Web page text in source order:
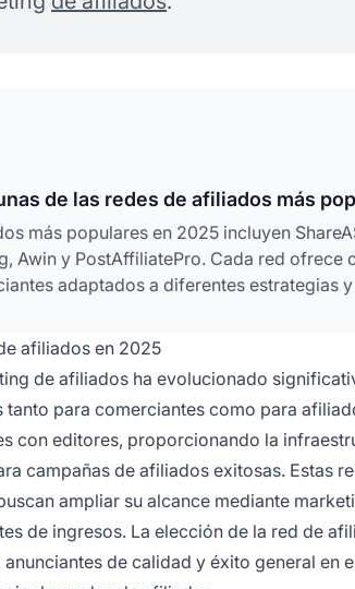
de las redes de afiliados más
más populares en 2025 incluyen
Awin y PostAffiliatePro. Cada red
adaptados a diferentes estrategias
afiliados en 2025
de afiliados ha evolucionado
para comerciantes como para
con editores, proporcionando la
campañas de afiliados exitosas. Estas
ampliar su alcance mediante
de ingresos. La elección de la red de
de calidad y éxito general en